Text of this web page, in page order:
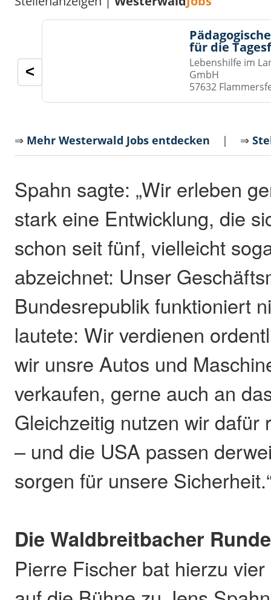
für die
Lebenshilfe im
GmbH
57632
<
⇒ Mehr Westerwald Jobs entdecken | ⇒
Spahn sagte: „Wir erleben
stark eine Entwicklung, die
schon seit fünf, vielleicht
abzeichnet: Unser
Bundesrepublik funktioniert
lautete: Wir verdienen
wir unsre Autos und
verkaufen, gerne auch an
Gleichzeitig nutzen wir dafür
– und die USA passen
sorgen für unsere
Die Waldbreitbacher Runde
Pierre Fischer bat hierzu